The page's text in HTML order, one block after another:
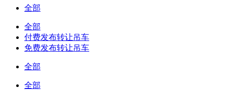
全部
全部
付费发布转让吊车
免费发布转让吊车
全部
全部